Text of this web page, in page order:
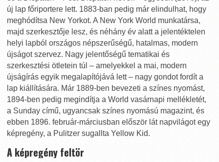
új lap főriportere lett. 1883-ban pedig már elindulhat, hogy
meghódítsa New Yorkot. A New York World munkatársa,
majd szerkesztője lesz, és néhány év alatt a jelentéktelen
helyi lapból országos népszerűségű, hatalmas, modern
újságot szervez. Nagy jelentőségű tematikai és
szerkesztési ötletein túl – amelyekkel a mai, modern
újságírás egyik megalapítójává lett – nagy gondot fordít a
lap kiállítására. Már 1889-ben bevezeti a színes nyomást,
1894-ben pedig megindítja a World vasárnapi mellékletét,
a Sunday című, ugyancsak színes nyomású magazint, és
ebben 1896. február-márciusban először lát napvilágot egy
képregény, a Pulitzer sugallta Yellow Kid.
A képregény feltör